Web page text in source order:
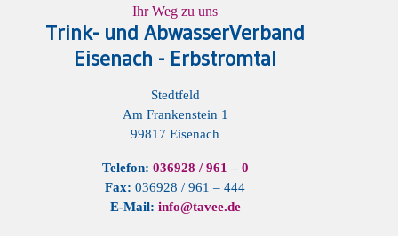
Trink- und AbwasserVerband
Eisenach - Erbstromtal
Stedtfeld
Am Frankenstein 1
99817 Eisenach
Telefon: 036928 / 961 – 0
Fax: 036928 / 961 – 444
E-Mail: info@tavee.de
Ihr Weg zu uns